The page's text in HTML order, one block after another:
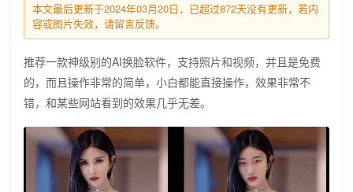
本文最后更新于2024年03月20日，已超过872天没有更新，若内
容或图片失效，请留言反馈。
推荐一款神级别的AI换脸软件，支持照片和视频，并且是免费
的，而且操作非常的简单，小白都能直接操作，效果非常不
错，和某些网站看到的效果几乎无差。